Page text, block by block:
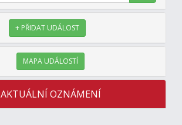
+ PŘIDAT UDÁLOST
MAPA UDÁLOSTÍ
AKTUÁLNÍ OZNÁMENÍ